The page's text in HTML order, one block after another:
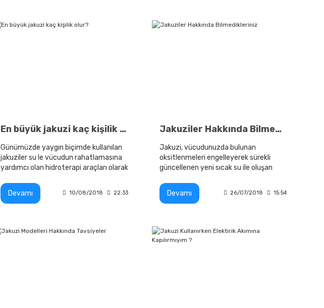
En büyük jakuzi kaç kişilik olur?
Günümüzde yaygın biçimde kullanılan
jakuziler su le vücudun rahatlamasına
yardımcı olan hidroterapi araçları olarak
Devamı
10/08/2018 22:33
Jakuziler Hakkında Bilmedikleriniz
Jakuzi, vücudunuzda bulunan
oksitlenmeleri engelleyerek sürekli
güncellenen yeni sıcak su ile oluşan
Devamı
26/07/2018 15:54